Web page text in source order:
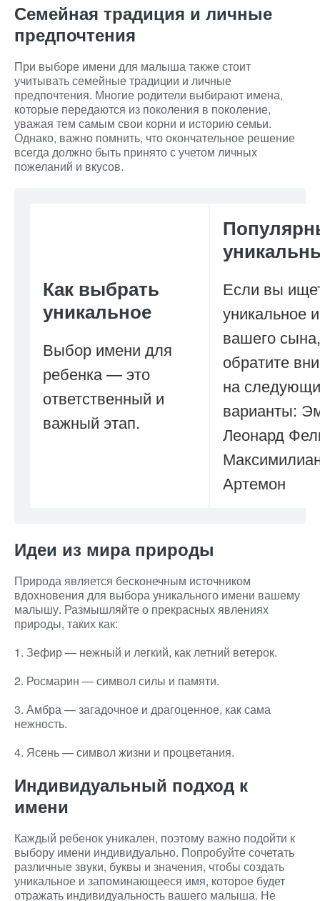
Семейная традиция и личные
предпочтения
При выборе имени для малыша также стоит
учитывать семейные традиции и личные
предпочтения. Многие родители выбирают имена,
которые передаются из поколения в поколение,
уважая тем самым свои корни и историю семьи.
Однако, важно помнить, что окончательное решение
всегда должно быть принято с учетом личных
пожеланий и вкусов.
Как выбрать
уникальное
Выбор имени для
ребенка — это
ответственный и
важный этап.
Если вы
уникальное
вашего сына,
обратите
на
варианты:
Леонард
Артемон
Идеи из мира природы
Природа является бесконечным источником
вдохновения для выбора уникального имени вашему
малышу. Размышляйте о прекрасных явлениях
природы, таких как:
1. Зефир — нежный и легкий, как летний ветерок.
2. Росмарин — символ силы и памяти.
3. Амбра — загадочное и драгоценное, как сама
нежность.
4. Ясень — символ жизни и процветания.
Индивидуальный подход к
имени
Каждый ребенок уникален, поэтому важно подойти к
выбору имени индивидуально. Попробуйте сочетать
различные звуки, буквы и значения, чтобы создать
уникальное и запоминающееся имя, которое будет
отражать индивидуальность вашего малыша. Не